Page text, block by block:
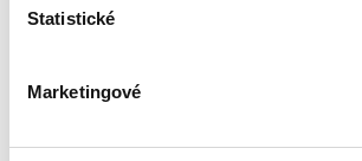
Statistické
Marketingové
490,00 Kč
nabízí ucelené zpracování právního
opatření obecné povahy. Tato forma
sebou desetiletí...